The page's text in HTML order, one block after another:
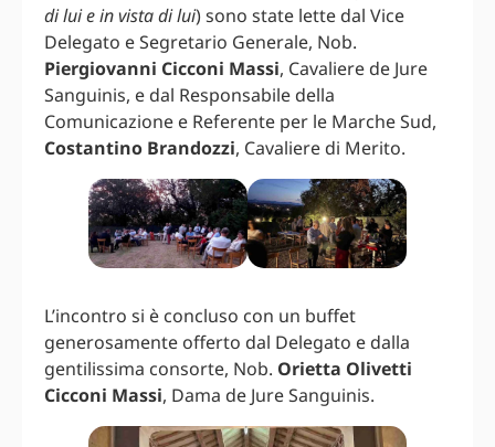
di lui e in vista di lui) sono state lette dal Vice
Delegato e Segretario Generale, Nob.
Piergiovanni Cicconi Massi, Cavaliere de Jure
Sanguinis, e dal Responsabile della
Comunicazione e Referente per le Marche Sud,
Costantino Brandozzi, Cavaliere di Merito.
L’incontro si è concluso con un buffet
generosamente offerto dal Delegato e dalla
gentilissima consorte, Nob. Orietta Olivetti
Cicconi Massi, Dama de Jure Sanguinis.